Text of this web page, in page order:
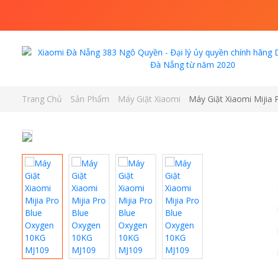
Trang Chủ Sản Phẩm Máy Giặt Xiaomi Máy Giặt Xiaomi Mijia